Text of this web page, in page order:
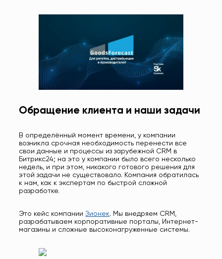
Обращение клиента и наши задачи
В определённый момент времени, у компании
возникла срочная необходимость перенести все
свои данные и процессы из зарубежной CRM в
Битрикс24; на это у компании было всего несколько
недель, и при этом, никакого готового решения для
этой задачи не существовало. Компания обратилась
к нам, как к экспертам по быстрой сложной
разработке.
Это кейс компанииЗионек. Мы внедряем CRM,
разрабатываем корпоративные порталы, Интернет-
магазины и сложные высоконагруженные системы.